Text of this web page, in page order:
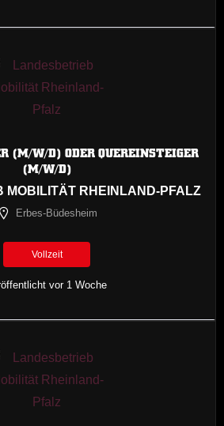
(M/W/D) ODER QUEREINSTEIGER (
M/W/D)
MOBILITÄT RHEINLAND-PFALZ
Erbes-Büdesheim
Vollzeit
vor 1 Woche